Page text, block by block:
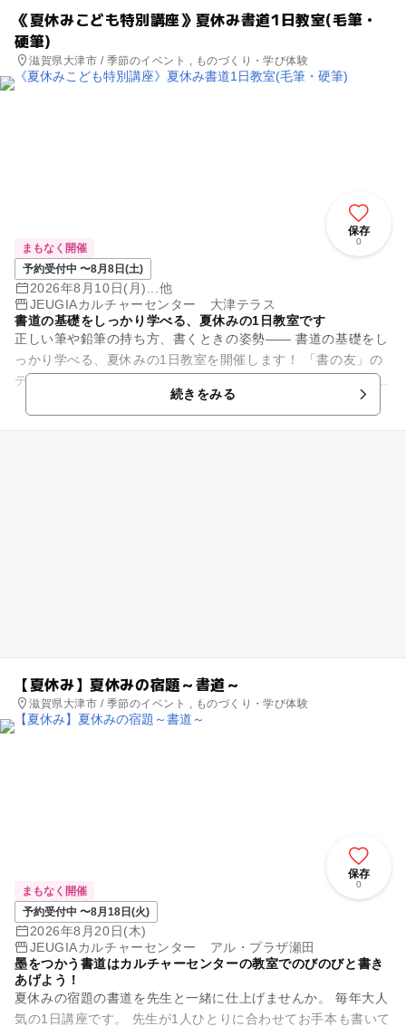
《夏休みこども特別講座》夏休み書道1日教室(毛筆・
硬筆)
滋賀県大津市 / 季節のイベント , ものづくり・学び体験
保存
0
まもなく開催
予約受付中 〜8月8日(土)
2026年8月10日(月)...他
JEUGIAカルチャーセンター 大津テラス
書道の基礎をしっかり学べる、夏休みの1日教室です
正しい筆や鉛筆の持ち方、書くときの姿勢―― 書道の基礎をし
っかり学べる、夏休みの1日教室を開催します！ 「書の友」の
テキストを使って 子どもたちの年齢や習熟度に合わせて丁寧に
続きをみる
【夏休み】夏休みの宿題～書道～
滋賀県大津市 / 季節のイベント , ものづくり・学び体験
保存
0
まもなく開催
予約受付中 〜8月18日(火)
2026年8月20日(木)
JEUGIAカルチャーセンター アル・プラザ瀬田
墨をつかう書道はカルチャーセンターの教室でのびのびと書き
あげよう！
夏休みの宿題の書道を先生と一緒に仕上げませんか。 毎年大人
気の1日講座です。 先生が1人ひとりに合わせてお手本も書いて